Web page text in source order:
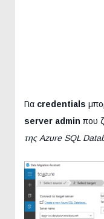
Για credentials
server admin που
της Azure SQL